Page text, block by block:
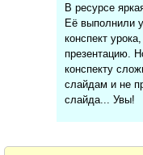
В ресурсе
Её выполнили
конспект
презентацию.
конспекту
слайдам и не
слайда... Увы!